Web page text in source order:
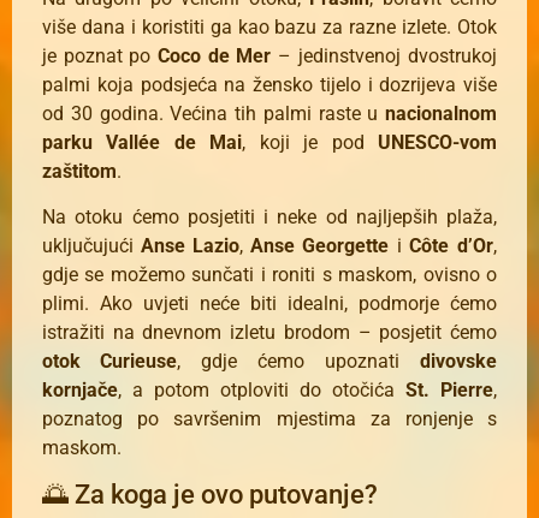
više dana i koristiti ga kao bazu za razne izlete. Otok
je poznat po Coco de Mer – jedinstvenoj dvostrukoj
palmi koja podsjeća na žensko tijelo i dozrijeva više
od 30 godina. Većina tih palmi raste u nacionalnom
parku Vallée de Mai, koji je pod UNESCO-vom
zaštitom.
Na otoku ćemo posjetiti i neke od najljepših plaža,
uključujući Anse Lazio, Anse Georgette i Côte d’Or,
gdje se možemo sunčati i roniti s maskom, ovisno o
plimi. Ako uvjeti neće biti idealni, podmorje ćemo
istražiti na dnevnom izletu brodom – posjetit ćemo
otok Curieuse, gdje ćemo upoznati divovske
kornjače, a potom otploviti do otočića St. Pierre,
poznatog po savršenim mjestima za ronjenje s
maskom.
🌅 Za koga je ovo putovanje?